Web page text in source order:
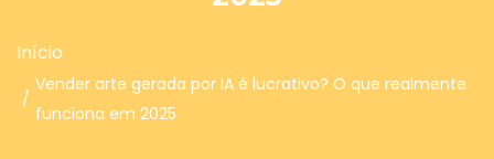
Início
Vender arte gerada por IA é lucrativo? O que realmente
funciona em 2025